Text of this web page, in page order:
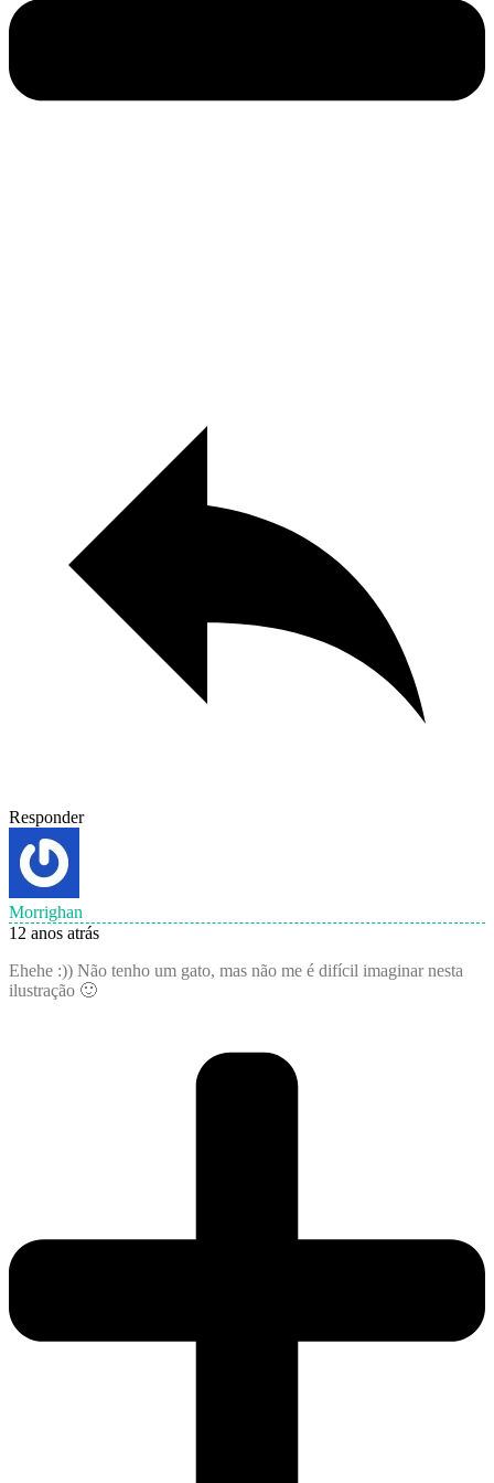
Responder
Morrighan
12 anos atrás
Ehehe :)) Não tenho um gato, mas não me é difícil imaginar nesta
ilustração 🙂